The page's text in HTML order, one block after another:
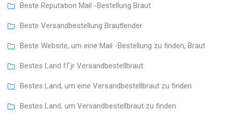
Beste Reputation Mail -Bestellung Braut
Beste Versandbestellung Brautlender
Beste Website, um eine Mail -Bestellung zu finden, Braut
Bestes Land fГјr Versandbestellbraut
Bestes Land, um eine Versandbestellbraut zu finden
Bestes Land, um Versandbestellbraut zu finden